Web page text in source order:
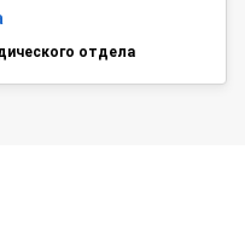
отдела